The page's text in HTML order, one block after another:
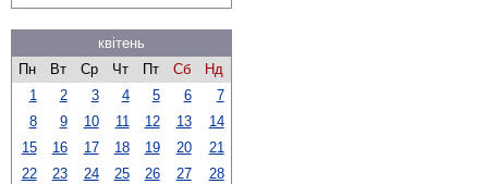
квітень
Пн
Вт Ср Чт Пт Сб
Нд
1
2 3 4 5 6
7
8
9 10 11 12 13
14
15
16 17 18 19 20
21
22
23 24 25 26 27
28